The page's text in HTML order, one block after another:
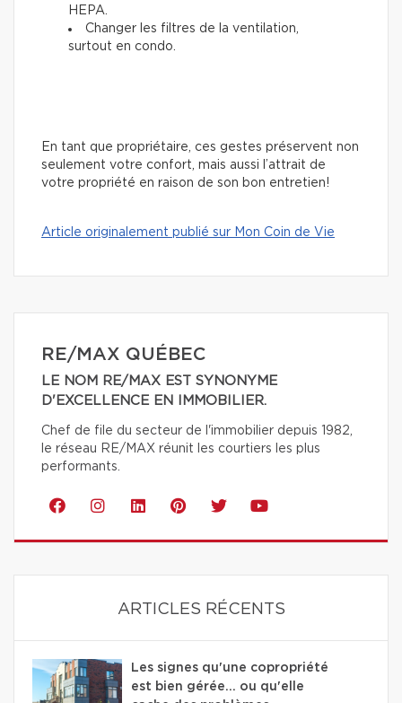
HEPA.
Changer les filtres de la ventilation,
surtout en condo.
En tant que propriétaire, ces gestes préservent non
seulement votre confort, mais aussi l’attrait de
votre propriété en raison de son bon entretien!
Article originalement publié sur Mon Coin de Vie
RE/MAX QUÉBEC
LE NOM RE/MAX EST SYNONYME
D'EXCELLENCE EN IMMOBILIER.
Chef de file du secteur de l'immobilier depuis 1982,
le réseau RE/MAX réunit les courtiers les plus
performants.
ARTICLES RÉCENTS
Les signes qu'une copropriété
est bien gérée… ou qu'elle